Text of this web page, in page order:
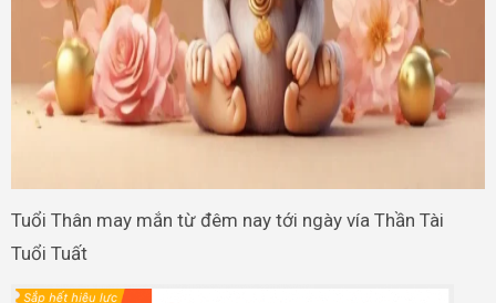
Tuổi Thân may mắn từ đêm nay tới ngày vía Thần Tài
Tuổi Tuất